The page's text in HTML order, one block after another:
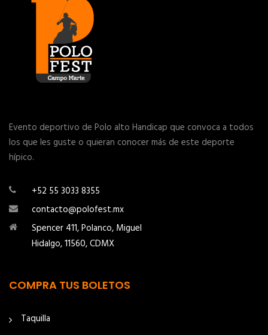
Evento deportivo de Polo alto Handicap que convoca a todos
los que les guste o quieran conocer más de este deporte
hípico.
+52 55 3033 8355
contacto@polofest.mx
Spencer 411, Polanco, Miguel
Hidalgo, 11560, CDMX
COMPRA TUS BOLETOS
Taquilla